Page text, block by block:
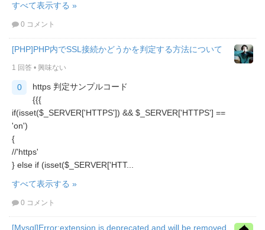
すべて表示する »
0 コメント
[PHP]PHP内でSSL接続かどうかを判定する方法について
1 回答 • 興味ない
0
https 判定サンプルコード
{{{
if(isset($_SERVER['HTTPS']) && $_SERVER['HTTPS'] ==
'on')
{
//'https'
} else if (isset($_SERVER['HTT...
すべて表示する »
0 コメント
[Mysql]Error:extension is deprecated and will be removed